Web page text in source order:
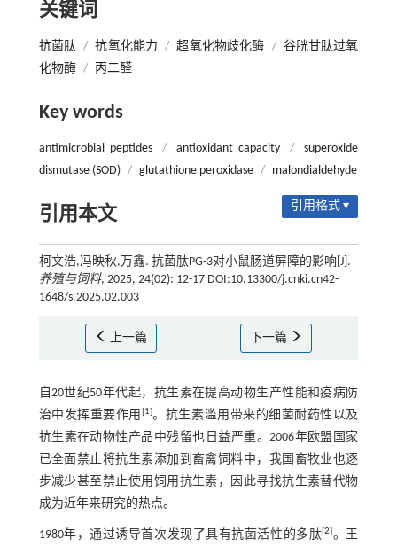
关键词
抗菌肽 / 抗氧化能力 / 超氧化物歧化酶 / 谷胱甘肽过氧
化物酶 / 丙二醛
Key words
antimicrobial peptides / antioxidant capacity /
superoxide
dismutase (SOD) / glutathione peroxidase / malondialdehyde
引用本文 引用格式 ▾
柯文浩,冯映秋,万鑫. 抗菌肽PG-3对小鼠肠道屏障的影响[J].
养殖与饲料, 2025, 24(02): 12-17 DOI:10.13300/j.cnki.cn42-
1648/s.2025.02.003
上一篇 下一篇
自20世纪50年代起，抗生素在提高动物生产性能和疫病防
治中发挥重要作用 [1]。抗生素滥用带来的细菌耐药性以及
抗生素在动物性产品中残留也日益严重。2006年欧盟国家
已全面禁止将抗生素添加到畜禽饲料中，我国畜牧业也逐
步减少甚至禁止使用饲用抗生素，因此寻找抗生素替代物
成为近年来研究的热点。
1980年，通过诱导首次发现了具有抗菌活性的多肽[2]。王